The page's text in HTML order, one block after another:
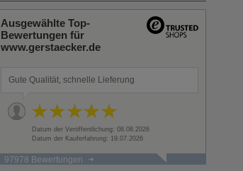
Ausgewählte Top-
Bewertungen für
www.gerstaecker.de
Gute Qualität, schnelle Lieferung
Datum der Veröffentlichung: 08.08.2026
Datum der Kauferfahrung: 19.07.2026
97978 Bewertungen